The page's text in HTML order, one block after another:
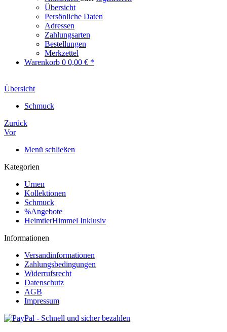
Übersicht
Persönliche Daten
Adressen
Zahlungsarten
Bestellungen
Merkzettel
Warenkorb 0 0,00 € *
Übersicht
Schmuck
Zurück
Vor
Menü schließen
Kategorien
Urnen
Kollektionen
Schmuck
%Angebote
HeimtierHimmel Inklusiv
Informationen
Versandinformationen
Zahlungsbedingungen
Widerrufsrecht
Datenschutz
AGB
Impressum